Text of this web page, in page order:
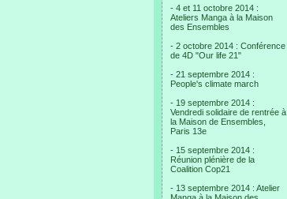
- 4 et 11 octobre 2014 :
Ateliers Manga à la Maison
des Ensembles
- 2 octobre 2014 : Conférence
de 4D "Our life 21"
- 21 septembre 2014 :
People's climate march
- 19 septembre 2014 :
Vendredi solidaire de rentrée à
la Maison de Ensembles,
Paris 13e
- 15 septembre 2014 :
Réunion plénière de la
Coalition Cop21
- 13 septembre 2014 : Atelier